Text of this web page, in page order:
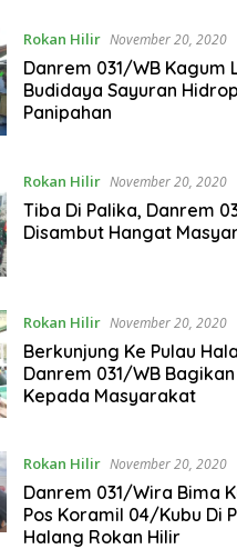
Rokan Hilir November 20, 2020
Danrem 031/WB Kagum
Budidaya Sayuran
Panipahan
Rokan Hilir November 20, 2020
Tiba Di Palika, Danrem
Disambut Hangat
Rokan Hilir November 20, 2020
Berkunjung Ke Pulau
Danrem 031/WB
Kepada Masyarakat
Rokan Hilir November 20, 2020
Danrem 031/Wira Bima
Pos Koramil 04/Kubu Di
Halang Rokan Hilir